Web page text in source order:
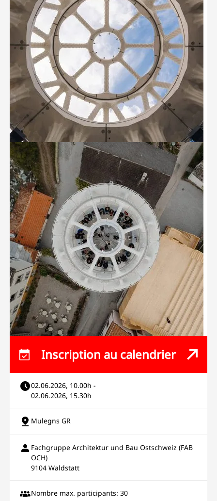
Inscription au calendrier
02.06.2026, 10.00h -
02.06.2026, 15.30h
Mulegns GR
Fachgruppe Architektur und Bau Ostschweiz (FAB
OCH)
9104 Waldstatt
Nombre max. participants: 30